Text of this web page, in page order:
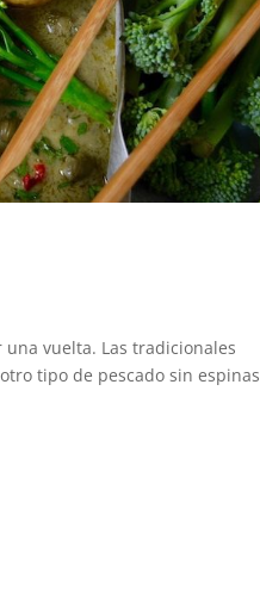
vuelta. Las tradicionales
tipo de pescado sin espinas